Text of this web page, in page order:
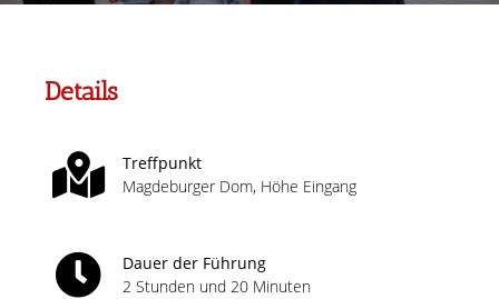
Details
Treffpunkt
Magdeburger Dom, Höhe Eingang
Dauer der Führung
2 Stunden und 20 Minuten